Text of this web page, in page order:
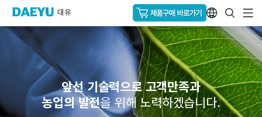
앞선 기술력으로 고객만족과
농업의 발전을 위해 노력하겠습니다.